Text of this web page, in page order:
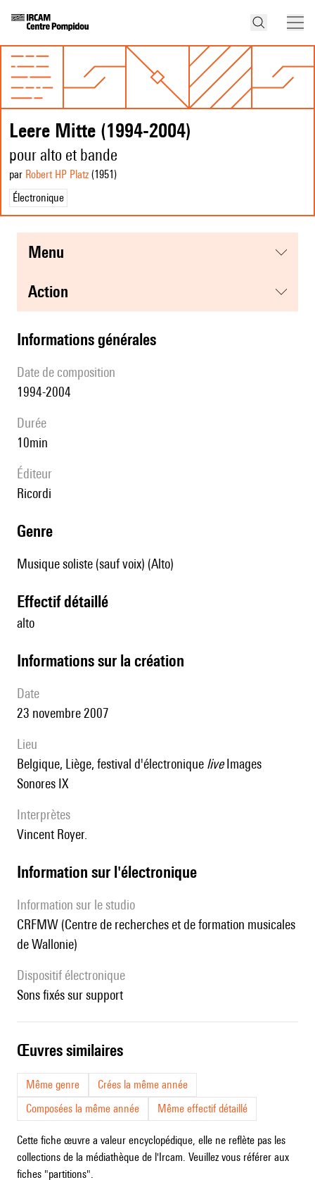
Leere Mitte (1994-2004)
pour alto et bande
par Robert HP Platz (1951 )
Électronique
menu
action
informations générales
date de composition
1994-2004
durée
10min
éditeur
Ricordi
genre
Musique soliste (sauf voix) (Alto)
effectif détaillé
alto
informations sur la création
date
23 novembre 2007
lieu
Belgique, Liège, festival d'électronique liveImages
Sonores IX
interprètes
Vincent Royer.
Information sur l'électronique
Information sur le studio
CRFMW (Centre de recherches et de formation musicales
de Wallonie)
Dispositif électronique
sons fixés sur support
œuvres similaires
Même genre
Crées la même année
Composées la même année
Même effectif détaillé
Cette fiche œuvre a valeur encyclopédique, elle ne reflète pas les
collections de la médiathèque de l'Ircam. Veuillez vous référer aux
fiches "partitions".